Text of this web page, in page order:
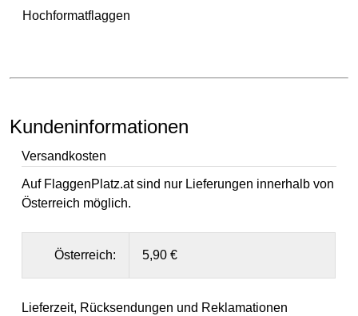
Hochformatflaggen
Kundeninformationen
Versandkosten
Auf FlaggenPlatz.at sind nur Lieferungen innerhalb von
Österreich möglich.
Österreich: 5,90 €
Lieferzeit, Rücksendungen und Reklamationen